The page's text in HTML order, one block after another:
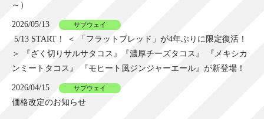
～）
2026/05/13 サブウェイ
5/13 START！ ＜ 「フラットブレッド」が4年ぶりに限定復活！
＞ 『ざく切りサルサタコス』『濃厚チーズタコス』 『メキシカ
ンミートタコス』 『モヒート風ジンジャーエール』が新登場！
2026/04/15 サブウェイ
価格改定のお知らせ